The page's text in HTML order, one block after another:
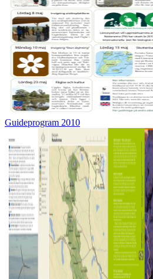
Guideprogram 2010